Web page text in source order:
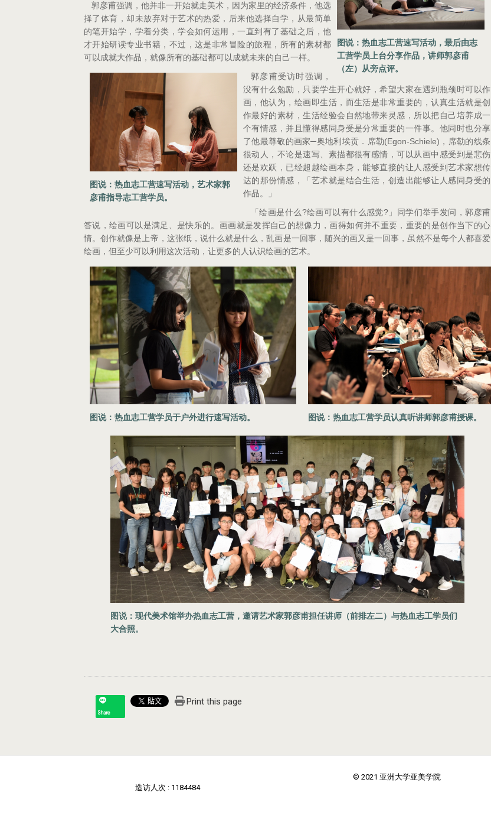
图说：热血志工营速写活动，最后由志
工营学员上台分享作品，讲师郭彦甫
（左）从旁点评。
郭彦甫强调，他并非一开始就走美术，因为家里的经济条件，他选
择了体育，却未放弃对于艺术的热爱，后来他选择自学，从最简单
的笔开始学，学着分类，学会如何运用，一直到有了基础之后，他
才开始研读专业书籍，不过，这是非常冒险的旅程，所有的素材都
可以成就大作品，就像所有的基础都可以成就未来的自己一样。
图说：热血志工营速写活动，艺术家郭
彦甫指导志工营学员。
郭彦甫受访时强调，
没有什么勉励，只要学生开心就好，希望大家在遇到瓶颈时可以作
画，他认为，绘画即生活，而生活是非常重要的，认真生活就是创
作最好的素材，生活经验会自然地带来灵感，所以把自己培养成一
个有情感，并且懂得感同身受是分常重要的一件事。他同时也分享
了他最尊敬的画家─奥地利埃贡．席勒(Egon-Schiele) ，席勒的线条
很动人，不论是速写、素描都很有感情，可以从画中感受到是悲伤
还是欢跃，已经超越绘画本身，能够直接的让人感受到艺术家想传
达的那份情感，「艺术就是结合生活，创造出能够让人感同身受的
作品。」
「绘画是什么 ?绘画可以有什么感觉?」同学们举手发问，郭彦甫
答说，绘画可以是满足、是快乐的。画画就是发挥自己的想像力，画得如何并不重要，重要的是创作当下的心
情。创作就像是上帝，这张纸，说什么就是什么，乱画是一回事，随兴的画又是一回事，虽然不是每个人都喜爱
绘画，但至少可以利用这次活动，让更多的人认识绘画的艺术。
图说：热血志工营学员于户外进行速写活动。 图说：热血志工营学员认真听讲师郭彦甫授课。
图说：现代美术馆举办热血志工营，邀请艺术家郭彦甫担任讲师（前排左二）与热血志工学员们
大合照。
Share
Print this page
© 2021 亚洲大学亚美学院
造访人次 : 1184484